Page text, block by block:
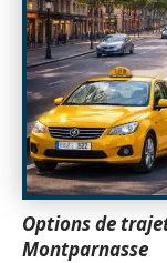
Options de
Montparnasse